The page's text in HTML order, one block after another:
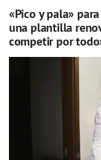
«Pico y pala»
una plantilla
competir por